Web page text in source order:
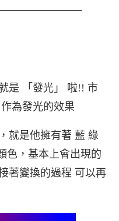
是 「發光」 啦!! 市
為發光的效果
就是他擁有著 藍 綠
色，基本上會出現的
著變換的過程 可以再